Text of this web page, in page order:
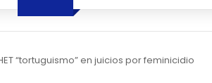
“tortuguismo” en juicios por feminicidio